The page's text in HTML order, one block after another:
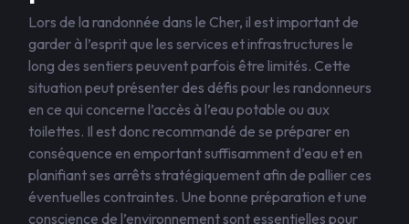
Lors de la randonnée dans le Cher, il est important de
garder à l’esprit que les services et infrastructures le
long des sentiers peuvent parfois être limités. Cette
situation peut présenter des défis pour les randonneurs
en ce qui concerne l’accès à l’eau potable ou aux
toilettes. Il est donc recommandé de se préparer en
conséquence en emportant suffisamment d’eau et en
planifiant ses arrêts stratégiquement afin de pallier ces
éventuelles contraintes. Une bonne préparation et une
conscience de l’environnement sont essentielles pour